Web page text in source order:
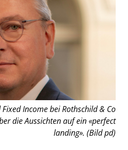
Income bei Rothschild & Co
die Aussichten auf ein «perfect
landing». (Bild pd)